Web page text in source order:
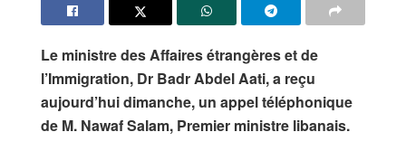
Le ministre des Affaires étrangères et de
l’Immigration, Dr Badr Abdel Aati, a reçu
aujourd’hui dimanche, un appel téléphonique
de M. Nawaf Salam, Premier ministre libanais.